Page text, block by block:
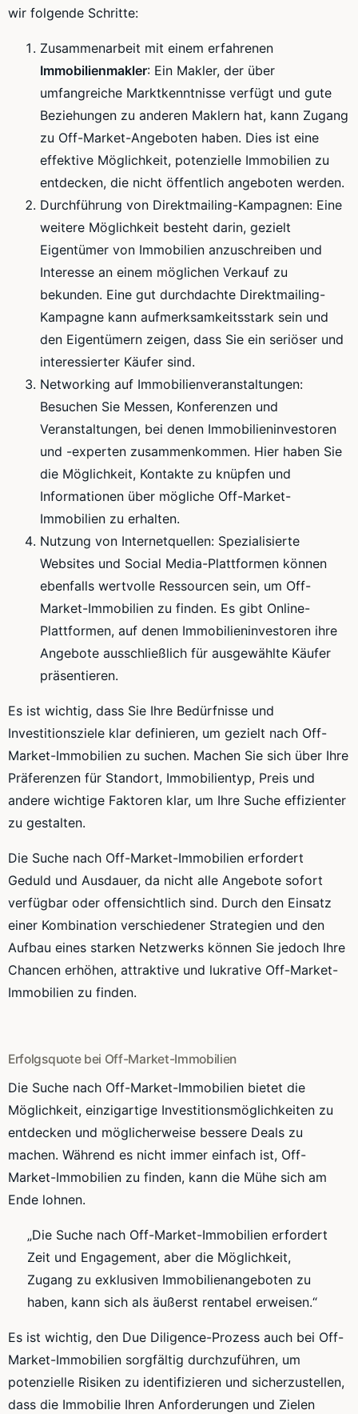
wir folgende Schritte:
Zusammenarbeit mit einem erfahrenen
Immobilienmakler: Ein Makler, der über
umfangreiche Marktkenntnisse verfügt und gute
Beziehungen zu anderen Maklern hat, kann Zugang
zu Off-Market-Angeboten haben. Dies ist eine
effektive Möglichkeit, potenzielle Immobilien zu
entdecken, die nicht öffentlich angeboten werden.
Durchführung von Direktmailing-Kampagnen: Eine
weitere Möglichkeit besteht darin, gezielt
Eigentümer von Immobilien anzuschreiben und
Interesse an einem möglichen Verkauf zu
bekunden. Eine gut durchdachte Direktmailing-
Kampagne kann aufmerksamkeitsstark sein und
den Eigentümern zeigen, dass Sie ein seriöser und
interessierter Käufer sind.
Networking auf Immobilienveranstaltungen:
Besuchen Sie Messen, Konferenzen und
Veranstaltungen, bei denen Immobilieninvestoren
und -experten zusammenkommen. Hier haben Sie
die Möglichkeit, Kontakte zu knüpfen und
Informationen über mögliche Off-Market-
Immobilien zu erhalten.
Nutzung von Internetquellen: Spezialisierte
Websites und Social Media-Plattformen können
ebenfalls wertvolle Ressourcen sein, um Off-
Market-Immobilien zu finden. Es gibt Online-
Plattformen, auf denen Immobilieninvestoren ihre
Angebote ausschließlich für ausgewählte Käufer
präsentieren.
Es ist wichtig, dass Sie Ihre Bedürfnisse und
Investitionsziele klar definieren, um gezielt nach Off-
Market-Immobilien zu suchen. Machen Sie sich über Ihre
Präferenzen für Standort, Immobilientyp, Preis und
andere wichtige Faktoren klar, um Ihre Suche effizienter
zu gestalten.
Die Suche nach Off-Market-Immobilien erfordert
Geduld und Ausdauer, da nicht alle Angebote sofort
verfügbar oder offensichtlich sind. Durch den Einsatz
einer Kombination verschiedener Strategien und den
Aufbau eines starken Netzwerks können Sie jedoch Ihre
Chancen erhöhen, attraktive und lukrative Off-Market-
Immobilien zu finden.
Erfolgsquote bei Off-Market-Immobilien
Die Suche nach Off-Market-Immobilien bietet die
Möglichkeit, einzigartige Investitionsmöglichkeiten zu
entdecken und möglicherweise bessere Deals zu
machen. Während es nicht immer einfach ist, Off-
Market-Immobilien zu finden, kann die Mühe sich am
Ende lohnen.
„Die Suche nach Off-Market-Immobilien erfordert
Zeit und Engagement, aber die Möglichkeit,
Zugang zu exklusiven Immobilienangeboten zu
haben, kann sich als äußerst rentabel erweisen.“
Es ist wichtig, den Due Diligence-Prozess auch bei Off-
Market-Immobilien sorgfältig durchzuführen, um
potenzielle Risiken zu identifizieren und sicherzustellen,
dass die Immobilie Ihren Anforderungen und Zielen